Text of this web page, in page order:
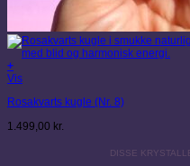
+
Vis
Rosakvarts kugle (Nr. 8)
1.499,00 kr.
DISSE